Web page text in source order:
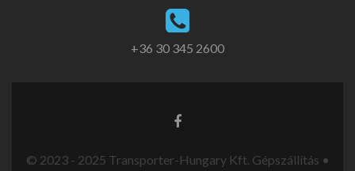
+36 30 345 2600
© 2023 - 2025 Transporter-Hungary Kft. Gépszállítás •